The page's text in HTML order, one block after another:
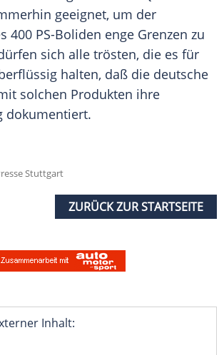
geeignet, um der
400 PS-Boliden enge Grenzen zu
sich alle trösten, die es für
halten, daß die deutsche
solchen Produkten ihre
dokumentiert.
Stuttgart
ZURÜCK ZUR STARTSEITE
Inhalt: